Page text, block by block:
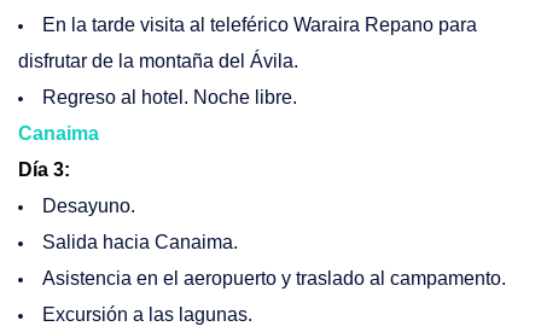
En la tarde visita al teleférico Waraira Repano para
disfrutar de la montaña del Ávila.
Regreso al hotel. Noche libre.
Canaima
Día 3:
Desayuno.
Salida hacia Canaima.
Asistencia en el aeropuerto y traslado al campamento.
Excursión a las lagunas.